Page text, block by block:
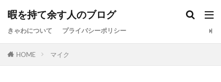
暇を持て余す人のブログ
きゃわについて プライバシーポリシー
HOME マイク